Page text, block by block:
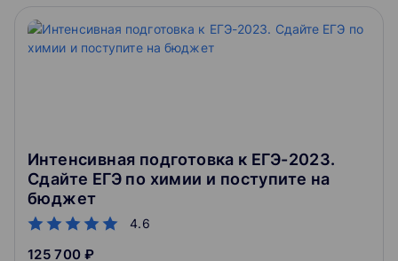
Интенсивная подготовка к ЕГЭ-2023.
Сдайте ЕГЭ по химии и поступите на
бюджет
4.6
125 700 ₽